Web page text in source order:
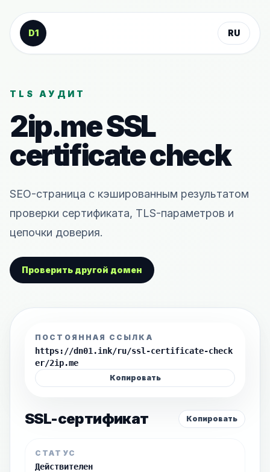
К содержанию
D1
RU
TLS АУДИТ
2ip.meSSL
certificate check
SEO-страница с кэшированным результатом
проверки сертификата, TLS-параметров и
цепочки доверия.
Проверить другой домен
ПОСТОЯННАЯ ССЫЛКА
https://dn01.ink/ru/ssl-certificate-check
er/2ip.me
Копировать
SSL-сертификат Копировать
СТАТУС
Действителен